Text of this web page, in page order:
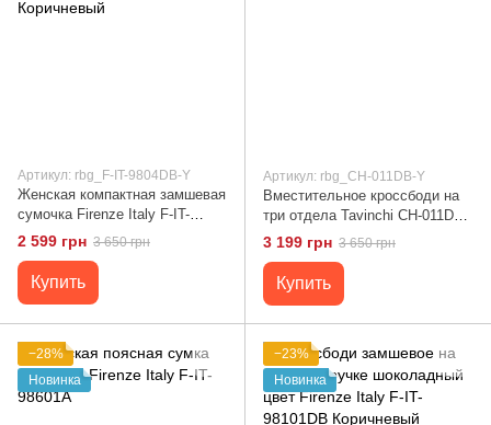
Артикул: rbg_F-IT-9804DB-Y
Женская компактная замшевая
сумочка Firenze Italy F-IT-
9804DB-Y Коричневый
2 599 грн 3 650 грн
Купить
Артикул: rbg_CH-011DB-Y
Вместительное кроссбоди на
три отдела Tavinchi CH-011DB-
Y Коричневый
3 199 грн 3 650 грн
Купить
−28%
Новинка
−23%
Новинка